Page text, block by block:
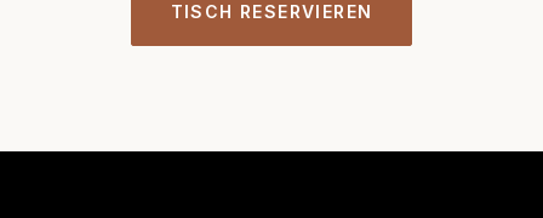
TISCH RESERVIEREN